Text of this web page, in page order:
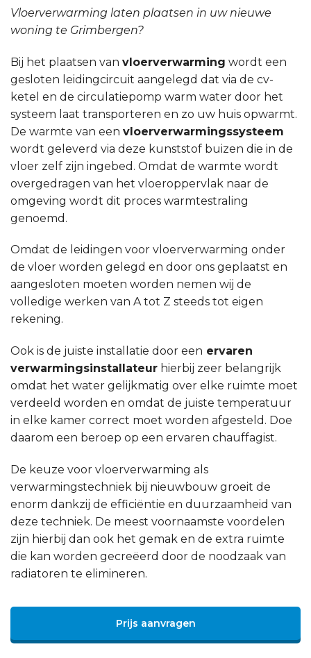
Vloerverwarming laten plaatsen in uw nieuwe
woning te Grimbergen?
Bij het plaatsen van vloerverwarming wordt een
gesloten leidingcircuit aangelegd dat via de cv-
ketel en de circulatiepomp warm water door het
systeem laat transporteren en zo uw huis opwarmt.
De warmte van een vloerverwarmingssysteem
wordt geleverd via deze kunststof buizen die in de
vloer zelf zijn ingebed. Omdat de warmte wordt
overgedragen van het vloeroppervlak naar de
omgeving wordt dit proces warmtestraling
genoemd.
Omdat de leidingen voor vloerverwarming onder
de vloer worden gelegd en door ons geplaatst en
aangesloten moeten worden nemen wij de
volledige werken van A tot Z steeds tot eigen
rekening.
Ook is de juiste installatie door een ervaren
verwarmingsinstallateur hierbij zeer belangrijk
omdat het water gelijkmatig over elke ruimte moet
verdeeld worden en omdat de juiste temperatuur
in elke kamer correct moet worden afgesteld. Doe
daarom een beroep op een ervaren chauffagist.
De keuze voor vloerverwarming als
verwarmingstechniek bij nieuwbouw groeit de
enorm dankzij de efficiëntie en duurzaamheid van
deze techniek. De meest voornaamste voordelen
zijn hierbij dan ook het gemak en de extra ruimte
die kan worden gecreëerd door de noodzaak van
radiatoren te elimineren.
Prijs aanvragen